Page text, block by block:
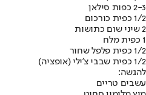
2-3 כפות סילאן
1/2 כפית כורכום
2 שיני שום כתושות
1 כפית מלח
1/2 כפית פלפל שחור
1/2 כפית שבבי צ'ילי (אופציה)
להגשה:
עשבים טריים